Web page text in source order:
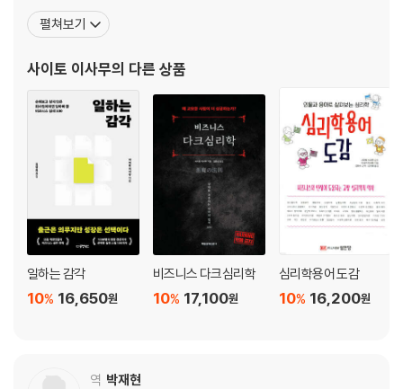
심리조작 테크닉20_메라이언의 법칙 테크닉
인덱스_중요 표현
감수서로는 《대인 심리학 토픽 100》, 《누구와도 대화가 끊이지 않는
‘맞장구’의 기술》, 《심리 분석이 가능한 책》, 《악용 금지! 마음먹은 대
도 즐겁게 읽는! 인간관계 심리
펼쳐보기
사이토 이사무의 다른 상품
일하는 감각
16,650원
10%
비즈니스 다크심리학
17,100원
10%
심리학용어 도감
16,200원
10%
역 박재현